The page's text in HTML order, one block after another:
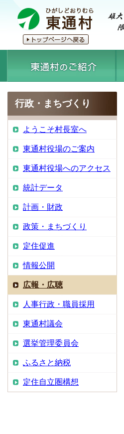
行政・まちづくり
ようこそ村長室へ
東通村役場のご案内
東通村役場へのアクセス
統計データ
計画・財政
政策・まちづくり
定住促進
情報公開
広報・広聴
人事行政・職員採用
東通村議会
選挙管理委員会
ふるさと納税
定住自立圏構想